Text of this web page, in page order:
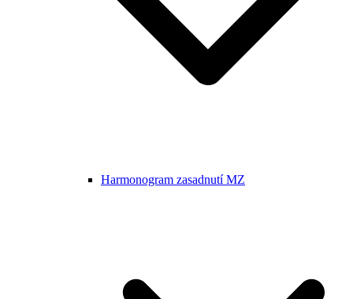
Harmonogram zasadnutí MZ